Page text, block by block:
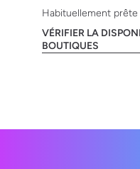
Habituellement
VÉRIFIER LA
BOUTIQUES